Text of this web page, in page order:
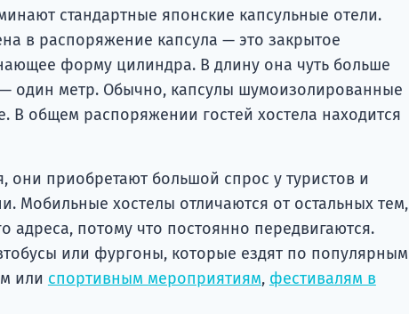
стандартные японские капсульные отели.
в распоряжение капсула — это закрытое
форму цилиндра. В длину она чуть больше
один метр. Обычно, капсулы шумоизолированные
В общем распоряжении гостей хостела находится
они приобретают большой спрос у туристов и
Мобильные хостелы отличаются от остальных тем,
адреса, потому что постоянно передвигаются.
или фургоны, которые ездят по популярным
или спортивным мероприятиям, фестивалям в